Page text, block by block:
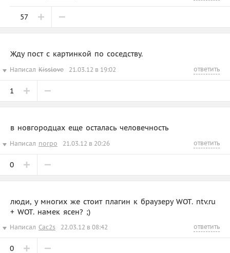
57
Жду пост с картинкой по соседству.
Написал Kisslove 21.03.12 в 19:02 ответить
1
в новгородцах еще осталась человечность
Написал norpo 21.03.12 в 20:26 ответить
0
люди, у многих же стоит плагин к браузеру WOT. ntv.ru
+ WOT. намек ясен? ;)
Написал Cac2s 22.03.12 в 08:42 ответить
0